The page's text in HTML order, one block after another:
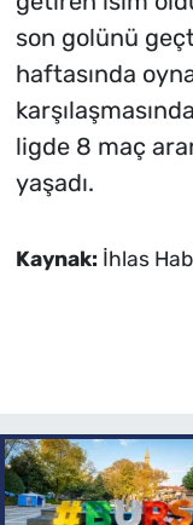
son golünü
haftasında
ligde 8 maç
yaşadı.
Kaynak: İhlas